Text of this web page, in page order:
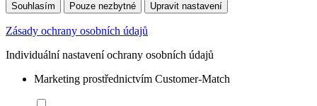
Souhlasím Pouze nezbytné Upravit nastavení
Zásady ochrany osobních údajů
Individuální nastavení ochrany osobních údajů
Marketing prostřednictvím Customer-Match